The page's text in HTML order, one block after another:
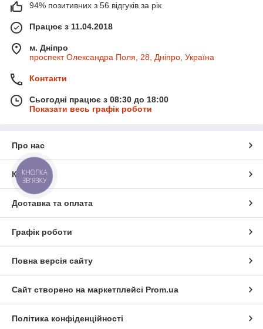
94% позитивних з 56 відгуків за рік
Працює з 11.04.2018
м. Дніпро
проспект Олександра Поля, 28, Дніпро, Україна
Контакти
Сьогодні працює з 08:30 до 18:00
Показати весь графік роботи
Про нас
Контакти
Доставка та оплата
Графік роботи
Повна версія сайту
Сайт створено на маркетплейсі Prom.ua
Політика конфіденційності
КНОПКА
ЗВ'ЯЗКУ